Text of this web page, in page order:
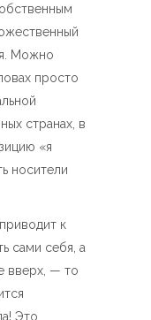
Можно
просто
странах, в
«я
носители
к
сами себя, а
вверх, — то
Это